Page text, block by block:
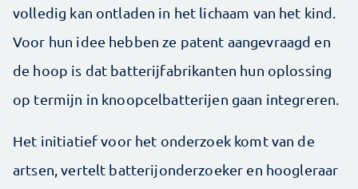
volledig kan ontladen in het lichaam van het kind.
Voor hun idee hebben ze patent aangevraagd en
de hoop is dat batterijfabrikanten hun oplossing
op termijn in knoopcelbatterijen gaan integreren.
Het initiatief voor het onderzoek komt van de
artsen, vertelt batterijonderzoeker en hoogleraar